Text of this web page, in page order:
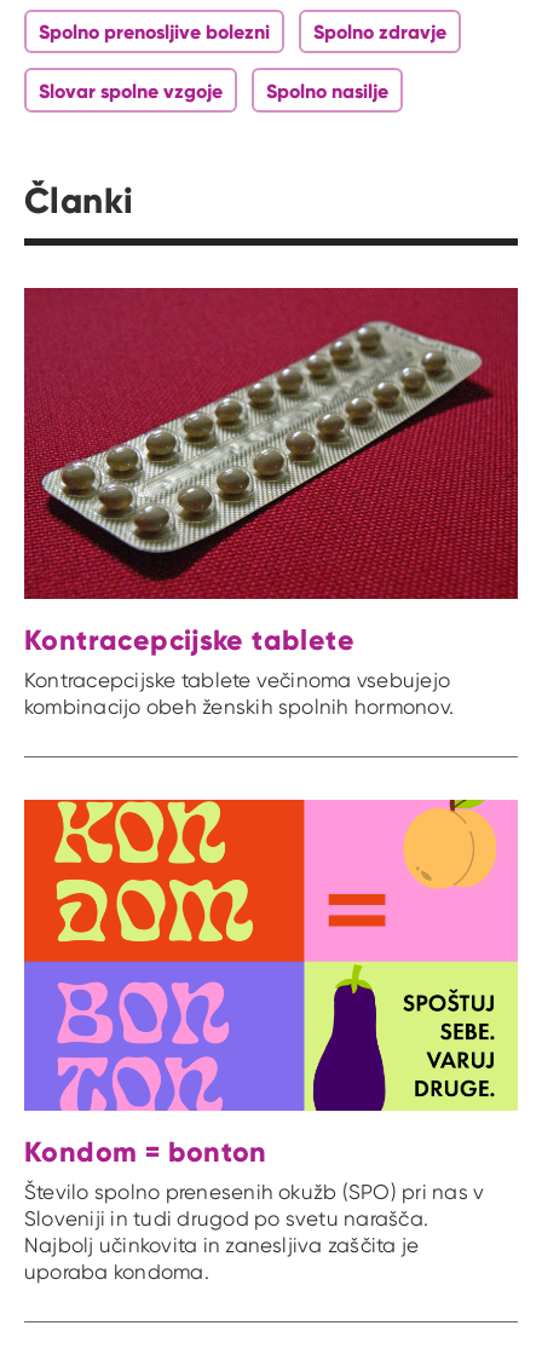
Spolno prenosljive bolezni Spolno zdravje
Slovar spolne vzgoje Spolno nasilje
Članki
Kontracepcijske tablete
Kontracepcijske tablete večinoma vsebujejo
kombinacijo obeh ženskih spolnih hormonov.
Kondom = bonton
Število spolno prenesenih okužb (SPO) pri nas v
Sloveniji in tudi drugod po svetu narašča.
Najbolj učinkovita in zanesljiva zaščita je
uporaba kondoma.